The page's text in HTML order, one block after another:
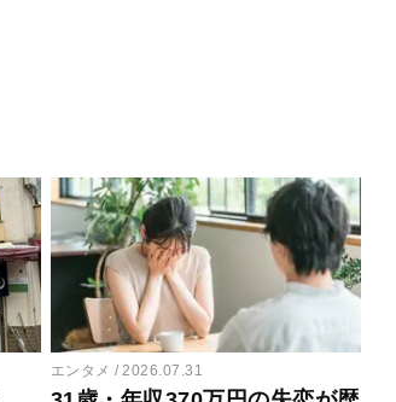
エンタメ 2026.07.31